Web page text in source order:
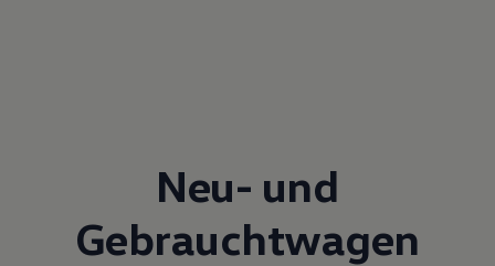
Neu- und
Gebrauchtwagen